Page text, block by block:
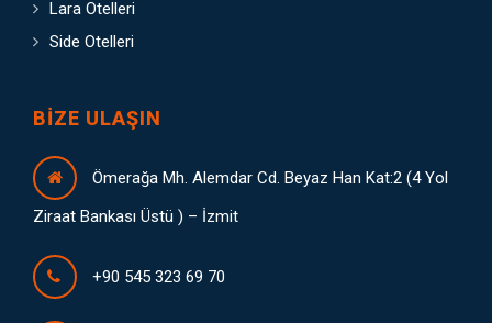
Lara Otelleri
Side Otelleri
BIZE ULAŞIN
Ömerağa Mh. Alemdar Cd. Beyaz Han Kat:2 (4 Yol
Ziraat Bankası Üstü ) – İzmit
+90 545 323 69 70